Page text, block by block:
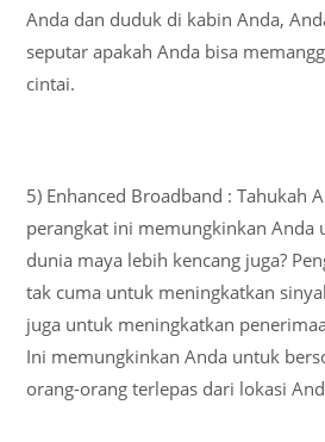
Anda dan duduk di kabin Anda,
seputar apakah Anda bisa
cintai.
5) Enhanced Broadband : Tahukah
perangkat ini memungkinkan Anda
dunia maya lebih kencang juga?
tak cuma untuk meningkatkan
juga untuk meningkatkan
Ini memungkinkan Anda untuk
orang-orang terlepas dari lokasi